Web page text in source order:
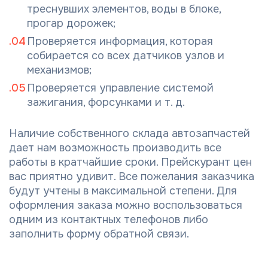
треснувших элементов, воды в блоке,
прогар дорожек;
Проверяется информация, которая
собирается со всех датчиков узлов и
механизмов;
Проверяется управление системой
зажигания, форсунками и т. д.
Наличие собственного склада автозапчастей
дает нам возможность производить все
работы в кратчайшие сроки. Прейскурант цен
вас приятно удивит. Все пожелания заказчика
будут учтены в максимальной степени. Для
оформления заказа можно воспользоваться
одним из контактных телефонов либо
заполнить форму обратной связи.